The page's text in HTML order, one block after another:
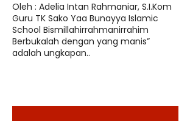
Oleh : Adelia Intan Rahmaniar, S.I.Kom
Guru TK Sako Yaa Bunayya Islamic
School Bismillahirrahmanirrahim
Berbukalah dengan yang manis”
adalah ungkapan..